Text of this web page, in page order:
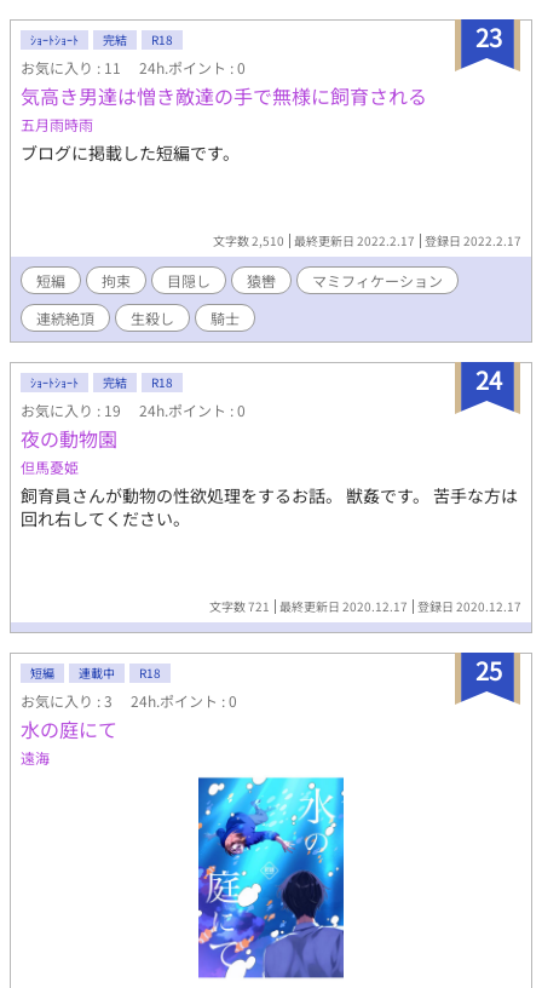
23
ｼｮｰﾄｼｮｰﾄ 完結 R18
お気に入り : 11 24h.ポイント : 0
気高き男達は憎き敵達の手で無様に飼育される
五月雨時雨
ブログに掲載した短編です。
文字数 2,510 最終更新日 2022.2.17 登録日 2022.2.17
短編 拘束 目隠し 猿轡
マミフィケーション
連続絶頂
生殺し 騎士
24
ｼｮｰﾄｼｮｰﾄ 完結 R18
お気に入り : 19 24h.ポイント : 0
夜の動物園
但馬憂姫
飼育員さんが動物の性欲処理をするお話。 獣姦です。 苦手な方は
回れ右してください。
文字数 721 最終更新日 2020.12.17 登録日 2020.12.17
25
短編 連載中 R18
お気に入り : 3 24h.ポイント : 0
水の庭にて
遠海